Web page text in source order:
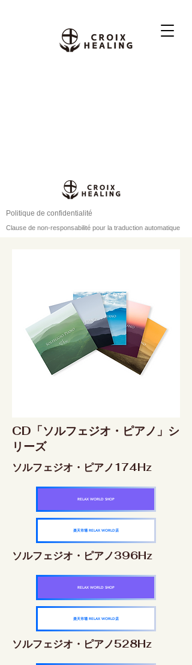
Politique de confidentialité
Clause de non-responsabilité pour la traduction automatique
CD「ソルフェジオ・ピアノ」シ
リーズ
ソルフェジオ・ピアノ174Hz
RELAX WORLD SHOP
楽天市場 RELAX WORLD店
ソルフェジオ・ピアノ396Hz
RELAX WORLD SHOP
楽天市場 RELAX WORLD店
ソルフェジオ・ピアノ528Hz